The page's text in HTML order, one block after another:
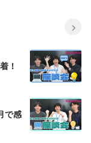
！
で感